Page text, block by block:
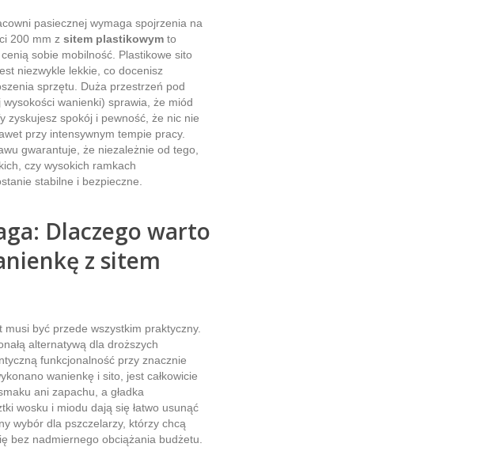
pasiecznej wymaga spojrzenia na
200 mm z sitem plastikowymto
sobie mobilność. Plastikowe sito
niezwykle lekkie, co docenisz
sprzętu. Duża przestrzeń pod
wanienki) sprawia, że miód
zyskujesz spokój i pewność, że nic nie
przy intensywnym tempie pracy.
gwarantuje, że niezależnie od tego,
czy wysokich ramkach
stabilne i bezpieczne.
Dlaczego warto
z sitem
być przede wszystkim praktyczny.
alternatywą dla droższych
funkcjonalność przy znacznie
wanienkę i sito, jest całkowicie
ani zapachu, a gładka
wosku i miodu dają się łatwo usunąć
wybór dla pszczelarzy, którzy chcą
bez nadmiernego obciążania budżetu.